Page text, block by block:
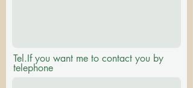
Tel.If you want me to contact you by
telephone